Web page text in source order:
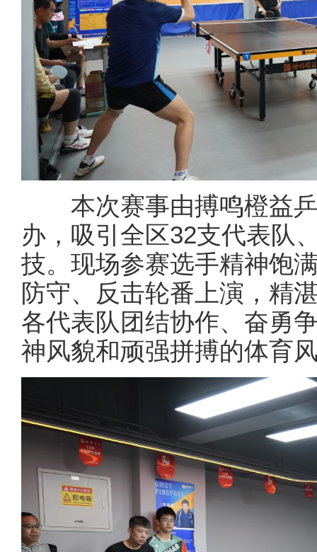
本次赛事由搏鸣橙益乒
办，吸引全区32支代表队
技。现场参赛选手精神饱
防守、反击轮番上演，精
各代表队团结协作、奋勇
神风貌和顽强拼搏的体育